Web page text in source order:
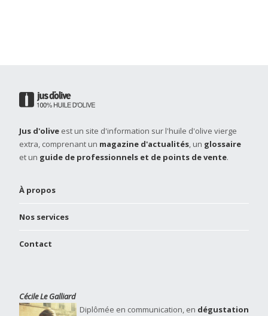
Jus d'olive est un site d'information sur l'huile d'olive vierge
extra, comprenant un magazine d'actualités, un glossaire
et un guide de professionnels et de points de vente.
À propos
Nos services
Contact
Cécile Le Galliard
Diplômée en communication, en dégustation